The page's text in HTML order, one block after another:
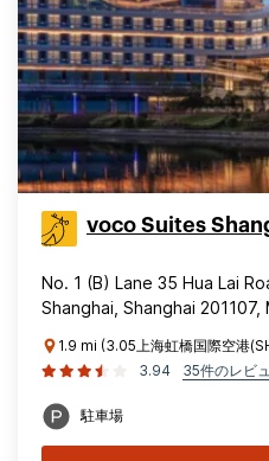
voco Suites
No. 1 (B) Lane 35 Hua Lai
Shanghai, Shanghai 201107,
1.9 mi (3.05上海虹橋国際空港
3.94
35件のレビ
駐車場